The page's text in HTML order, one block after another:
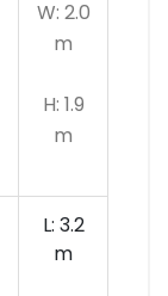
W: 2.0
m
H: 1.9
m
L: 3.2
m